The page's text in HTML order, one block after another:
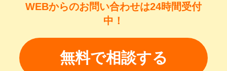
WEBからのお問い合わせは24時間受付
中！
無料で相談する